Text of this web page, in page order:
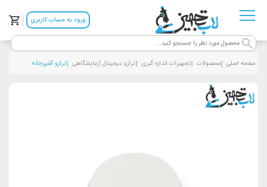
ورود به حساب کاربری
صفحه اصلی محصولات تجهیزات اندازه گیری ترازو دیجیتال آزمایشگاهی ترازو آشپزخانه